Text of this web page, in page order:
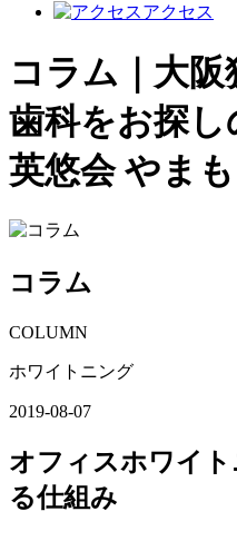
アクセス
コラム｜大
歯科をお探し
英悠会 やま
コラム
COLUMN
ホワイトニング
2019-08-07
オフィスホワイ
る仕組み